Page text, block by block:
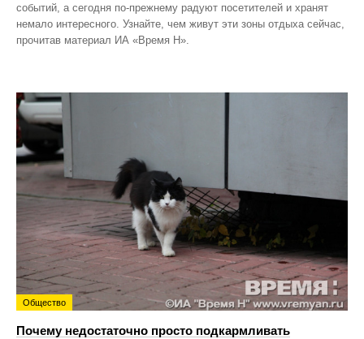
событий, а сегодня по‑прежнему радуют посетителей и хранят
немало интересного. Узнайте, чем живут эти зоны отдыха сейчас,
прочитав материал ИА «Время Н».
Общество
Почему недостаточно просто подкармливать